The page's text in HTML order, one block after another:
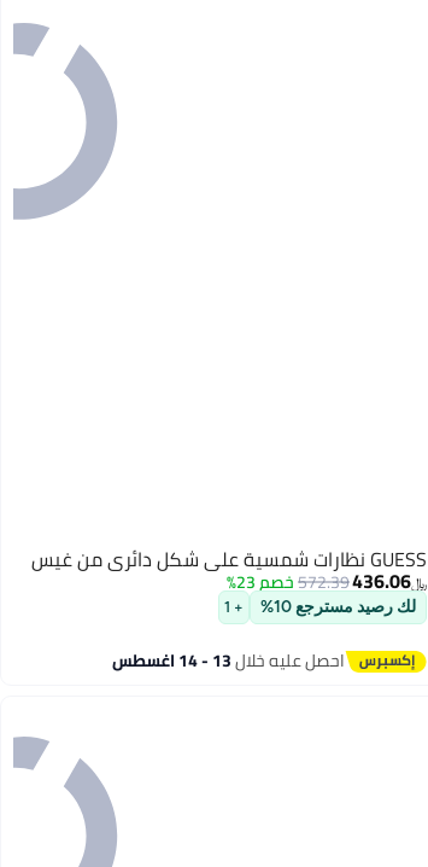
GUESS نظارات شمسية على شكل دائري من غيس
﷼‏436.06
572.39خصم 23%
لك رصيد مسترجع 10% + 1
احصل عليه خلال13 - 14 اغسطس